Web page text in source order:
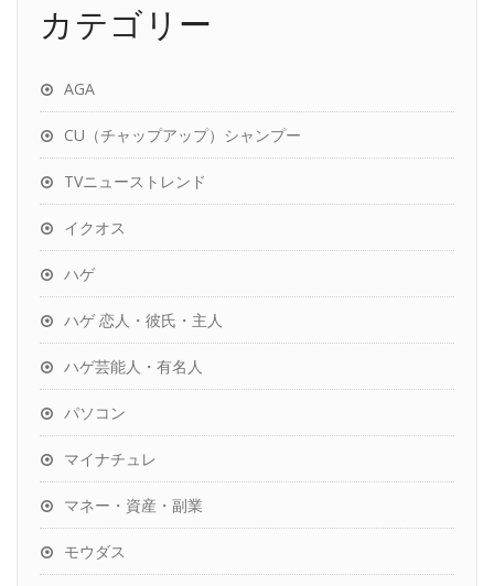
カテゴリー
AGA
CU（チャップアップ）シャンプー
TVニューストレンド
イクオス
ハゲ
ハゲ 恋人・彼氏・主人
ハゲ芸能人・有名人
パソコン
マイナチュレ
マネー・資産・副業
モウダス